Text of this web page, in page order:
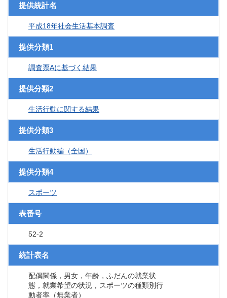
提供統計名
平成18年社会生活基本調査
提供分類1
調査票Aに基づく結果
提供分類2
生活行動に関する結果
提供分類3
生活行動編（全国）
提供分類4
スポーツ
表番号
52-2
統計表名
配偶関係，男女，年齢，ふだんの就業状
態，就業希望の状況，スポーツの種類別行
動者率（無業者）